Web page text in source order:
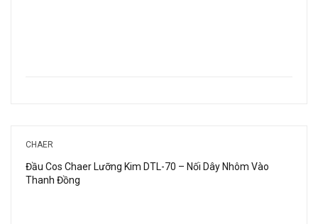
CHAER
Đầu Cos Chaer Lưỡng Kim DTL-70 – Nối Dây Nhôm Vào
Thanh Đồng